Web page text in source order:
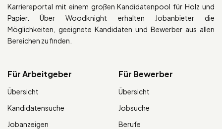
Karriereportal mit einem großen Kandidatenpool für Holz und
Papier. Über Woodknight erhalten Jobanbieter die
Möglichkeiten, geeignete Kandidaten und Bewerber aus allen
Bereichen zu finden.
Für Arbeitgeber
Übersicht
Kandidatensuche
Jobanzeigen
Für Bewerber
Übersicht
Jobsuche
Berufe